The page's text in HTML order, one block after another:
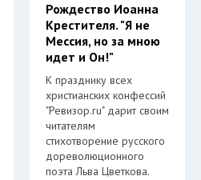
Рождество Иоанна
Крестителя. "Я не
Мессия, но за мною
идет и Он!"
К празднику всех
христианских конфессий
"Ревизор.ru" дарит своим
читателям
стихотворение русского
дореволюционного
поэта Льва Цветкова.